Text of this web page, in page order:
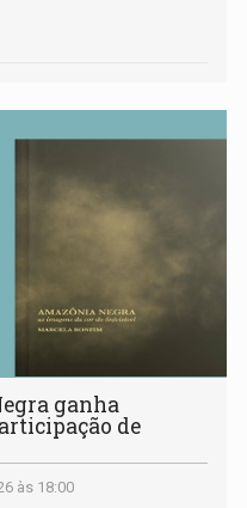
ganha
de
às 18:00